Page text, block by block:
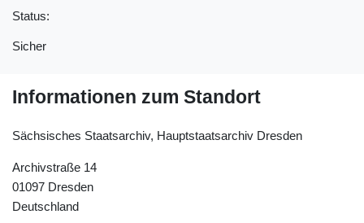
Status:
Sicher
Informationen zum Standort
Sächsisches Staatsarchiv, Hauptstaatsarchiv Dresden
Archivstraße 14
01097 Dresden
Deutschland